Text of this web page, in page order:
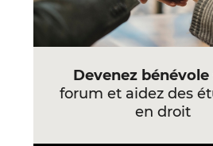
Devenez bénévole
forum et aidez des
en droit